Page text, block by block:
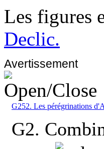
Les figures
Declic.
Avertissement
G252. Les pérégrinations
G2.